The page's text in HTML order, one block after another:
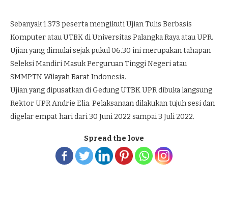
Sebanyak 1.373 peserta mengikuti Ujian Tulis Berbasis
Komputer atau UTBK di Universitas Palangka Raya atau UPR.
Ujian yang dimulai sejak pukul 06.30 ini merupakan tahapan
Seleksi Mandiri Masuk Perguruan Tinggi Negeri atau
SMMPTN Wilayah Barat Indonesia.
Ujian yang dipusatkan di Gedung UTBK UPR dibuka langsung
Rektor UPR Andrie Elia. Pelaksanaan dilakukan tujuh sesi dan
digelar empat hari dari 30 Juni 2022 sampai 3 Juli 2022.
Spread the love